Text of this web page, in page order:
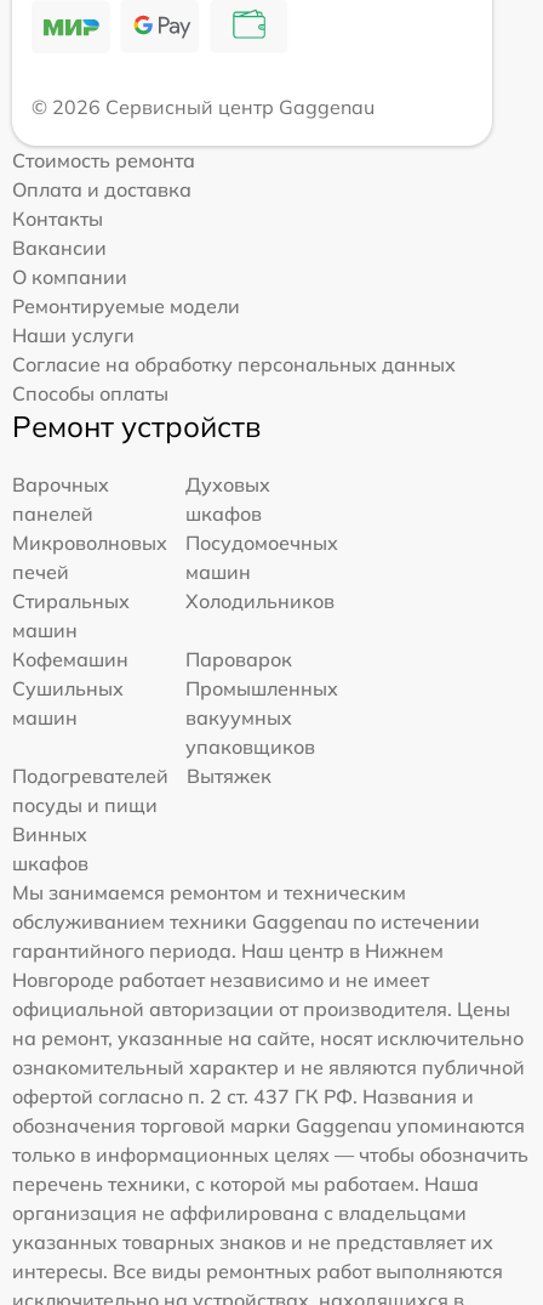
© 2026 Сервисный центр Gaggenau
Стоимость ремонта
Оплата и доставка
Контакты
Вакансии
О компании
Ремонтируемые модели
Наши услуги
Согласие на обработку персональных данных
Способы оплаты
Ремонт устройств
Варочных
панелей
Духовых
шкафов
Микроволновых
печей
Посудомоечных
машин
Стиральных
машин
Холодильников
Кофемашин
Пароварок
Сушильных
машин
Промышленных
вакуумных
упаковщиков
Подогревателей
посуды и пищи
Вытяжек
Винных
шкафов
Мы занимаемся ремонтом и техническим
обслуживанием техники Gaggenau по истечении
гарантийного периода. Наш центр в Нижнем
Новгороде работает независимо и не имеет
официальной авторизации от производителя. Цены
на ремонт, указанные на сайте, носят исключительно
ознакомительный характер и не являются публичной
офертой согласно п. 2 ст. 437 ГК РФ. Названия и
обозначения торговой марки Gaggenau упоминаются
только в информационных целях — чтобы обозначить
перечень техники, с которой мы работаем. Наша
организация не аффилирована с владельцами
указанных товарных знаков и не представляет их
интересы. Все виды ремонтных работ выполняются
исключительно на устройствах, находящихся в